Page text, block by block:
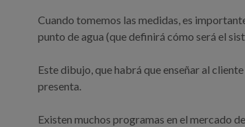
Cuando tomemos las medidas, es
punto de agua (que definirá cómo será el
Este dibujo, que habrá que enseñar al
presenta.
Existen muchos programas en el mercado